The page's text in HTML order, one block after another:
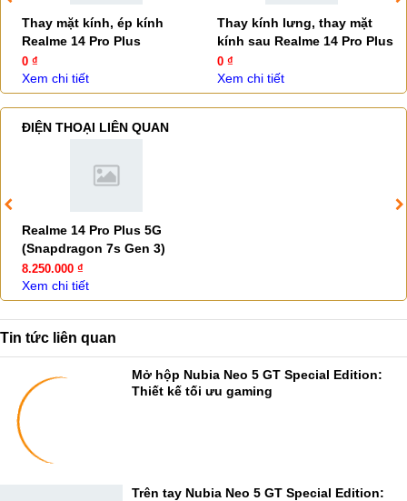
Thay mặt kính, ép kính
Realme 14 Pro Plus
0 ₫
Xem chi tiết
Thay kính lưng, thay mặt
kính sau Realme 14 Pro Plus
0 ₫
Xem chi tiết
ĐIỆN THOẠI LIÊN QUAN
Realme 14 Pro Plus 5G
(Snapdragon 7s Gen 3)
8.250.000 ₫
Xem chi tiết
Tin tức liên quan
Mở hộp Nubia Neo 5 GT Special Edition:
Thiết kế tối ưu gaming
Trên tay Nubia Neo 5 GT Special Edition: